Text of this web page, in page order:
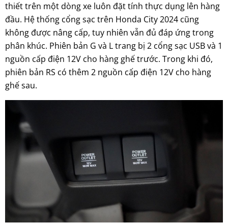
thiết trên một dòng xe luôn đặt tính thực dụng lên hàng
đầu. Hệ thống cổng sạc trên Honda City 2024 cũng
không được nâng cấp, tuy nhiên vẫn đủ đáp ứng trong
phân khúc. Phiên bản G và L trang bị 2 cổng sạc USB và 1
nguồn cấp điện 12V cho hàng ghế trước. Trong khi đó,
phiên bản RS có thêm 2 nguồn cấp điện 12V cho hàng
ghế sau.